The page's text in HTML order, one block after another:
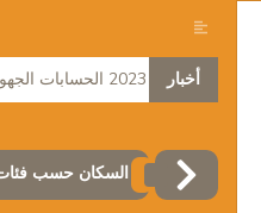
أخبار 2023 الحسابات الجهوية
السكان حسب